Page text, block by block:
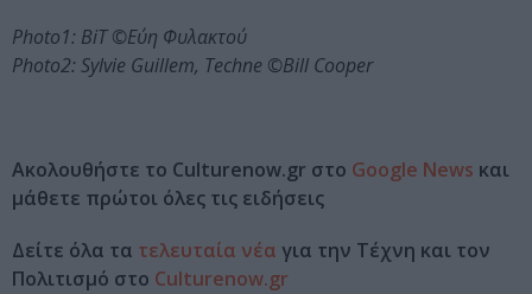
Photo1: BiΤ ©Εύη Φυλακτού
Photo2: Sylvie Guillem, Techne ©Bill Cooper
Ακολουθήστε το Culturenow.gr στο Google News και
μάθετε πρώτοι όλες τις ειδήσεις
Δείτε όλα τα τελευταία νέα για την Τέχνη και τον
Πολιτισμό στο Culturenow.gr